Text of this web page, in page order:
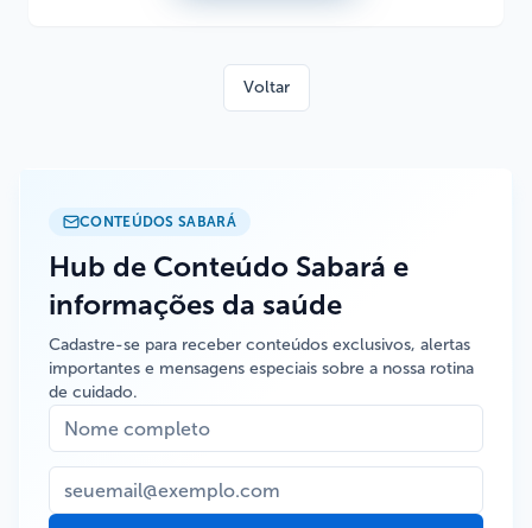
Voltar
CONTEÚDOS SABARÁ
Hub de Conteúdo Sabará e
informações da saúde
Cadastre-se para receber conteúdos exclusivos, alertas
importantes e mensagens especiais sobre a nossa rotina
de cuidado.